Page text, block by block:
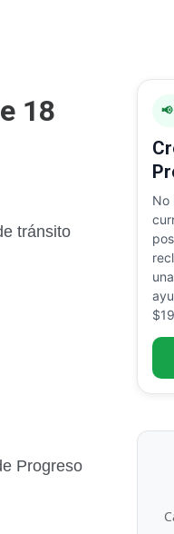
18
tránsito
Progreso
No